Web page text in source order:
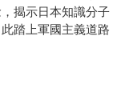
揭示日本知識分子
踏上軍國主義道路